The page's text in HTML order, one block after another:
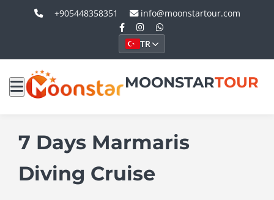
+905448358351 info@moonstartour.com
TR
MOONSTARTOUR
7 Days Marmaris
Diving Cruise